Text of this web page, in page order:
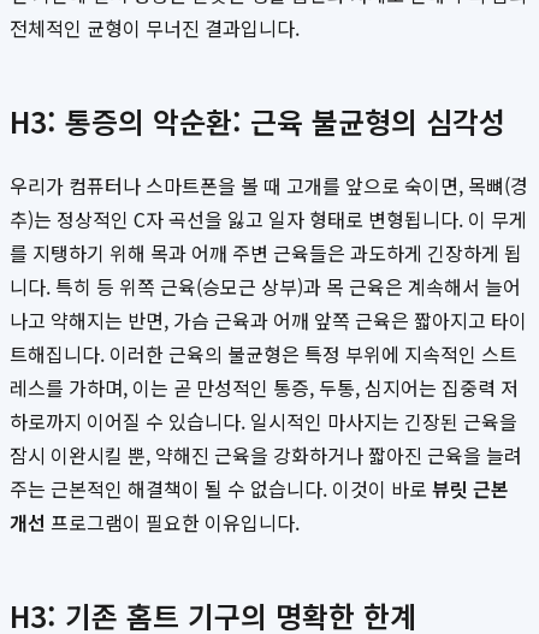
전체적인 균형이 무너진 결과입니다.
H3: 통증의 악순환: 근육 불균형의 심각성
우리가 컴퓨터나 스마트폰을 볼 때 고개를 앞으로 숙이면, 목뼈(경
추)는 정상적인 C자 곡선을 잃고 일자 형태로 변형됩니다. 이 무게
를 지탱하기 위해 목과 어깨 주변 근육들은 과도하게 긴장하게 됩
니다. 특히 등 위쪽 근육(승모근 상부)과 목 근육은 계속해서 늘어
나고 약해지는 반면, 가슴 근육과 어깨 앞쪽 근육은 짧아지고 타이
트해집니다. 이러한 근육의 불균형은 특정 부위에 지속적인 스트
레스를 가하며, 이는 곧 만성적인 통증, 두통, 심지어는 집중력 저
하로까지 이어질 수 있습니다. 일시적인 마사지는 긴장된 근육을
잠시 이완시킬 뿐, 약해진 근육을 강화하거나 짧아진 근육을 늘려
주는 근본적인 해결책이 될 수 없습니다. 이것이 바로 뷰릿 근본
개선 프로그램이 필요한 이유입니다.
H3: 기존 홈트 기구의 명확한 한계